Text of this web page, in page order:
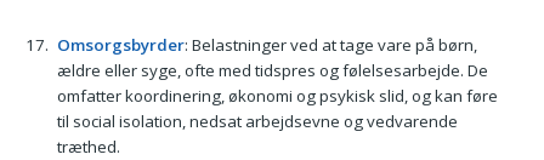
Omsorgsbyrder: Belastninger ved at tage vare på børn,
ældre eller syge, ofte med tidspres og følelsesarbejde. De
omfatter koordinering, økonomi og psykisk slid, og kan føre
til social isolation, nedsat arbejdsevne og vedvarende
træthed.